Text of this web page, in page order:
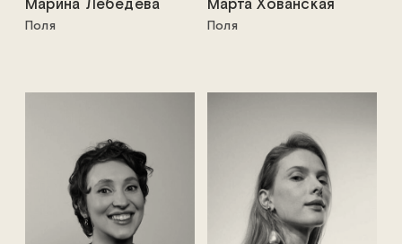
Марина Лебедева
Поля
Марта Хованская
Поля